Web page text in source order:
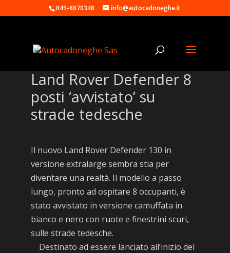
049-8870348 info@autocadoneghe.it
Land Rover Defender 8
posti ‘avvistato’ su
strade tedesche
Il nuovo Land Rover Defender 130 in
versione extralarge sembra stia per
diventare una realtà. Il modello a passo
lungo, pronto ad ospitare 8 occupanti, è
stato avvistato in versione camuffata in
bianco e nero con ruote e finestrini scuri,
sulle strade tedesche.
Destinato ad essere lanciato all’inizio del